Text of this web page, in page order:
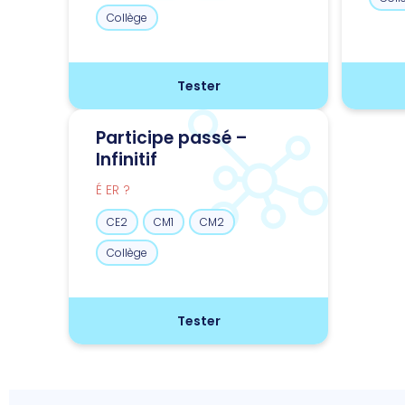
Collège
Tester
Participe passé –
Infinitif
É ER ?
CE2 CM1
CM2
Collège
Tester